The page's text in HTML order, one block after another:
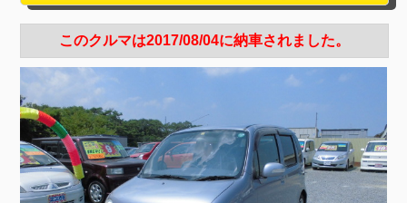
このクルマは2017/08/04に納車されました。